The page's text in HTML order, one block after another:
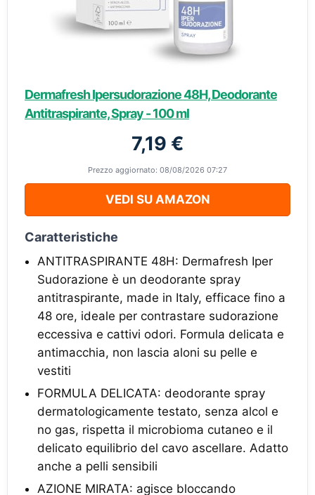
Dermafresh Ipersudorazione 48H, Deodorante
Antitraspirante, Spray - 100 ml
7,19 €
Prezzo aggiornato: 08/08/2026 07:27
VEDI SU AMAZON
Caratteristiche
ANTITRASPIRANTE 48H: Dermafresh Iper
Sudorazione è un deodorante spray
antitraspirante, made in Italy, efficace fino a
48 ore, ideale per contrastare sudorazione
eccessiva e cattivi odori. Formula delicata e
antimacchia, non lascia aloni su pelle e
vestiti
FORMULA DELICATA: deodorante spray
dermatologicamente testato, senza alcol e
no gas, rispetta il microbioma cutaneo e il
delicato equilibrio del cavo ascellare. Adatto
anche a pelli sensibili
AZIONE MIRATA: agisce bloccando